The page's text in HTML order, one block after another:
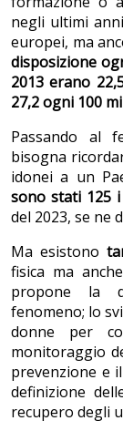
negli ultimi
europei, ma
disposizione
2013 erano
27,2 ogni 100
Passando al
bisogna
idonei a un
sono stati 125
del 2023, se ne
Ma esistono
fisica ma anche
propone la
fenomeno; lo
donne per
monitoraggio
prevenzione e
definizione
recupero degli